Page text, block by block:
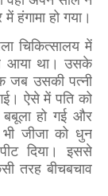
हंगामा हो गया।
चिकित्सालय में
आया था। उसके
जब उसकी पत्नी
ऐसे में पति को
हो गई और
जीजा को धुन
दिया। इससे
तरह बीचबचाव